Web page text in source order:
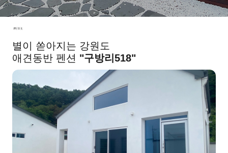
별이 쏟아지는 강원도
애견동반 펜션 "구방리518"